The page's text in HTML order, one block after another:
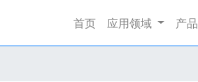
首页(current)
应用领域 产品